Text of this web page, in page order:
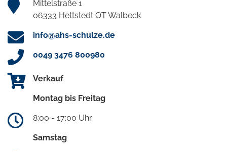
Mittelstraße 1
06333 Hettstedt OT Walbeck
info@ahs-schulze.de
0049 3476 800980
Verkauf
Montag bis Freitag
8:00 - 17:00 Uhr
Samstag